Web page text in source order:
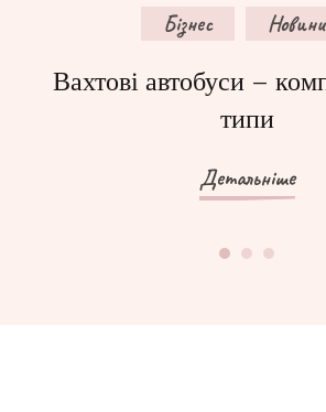
Бізнес Новини
Вахтові автобуси –
типи
Детальніше